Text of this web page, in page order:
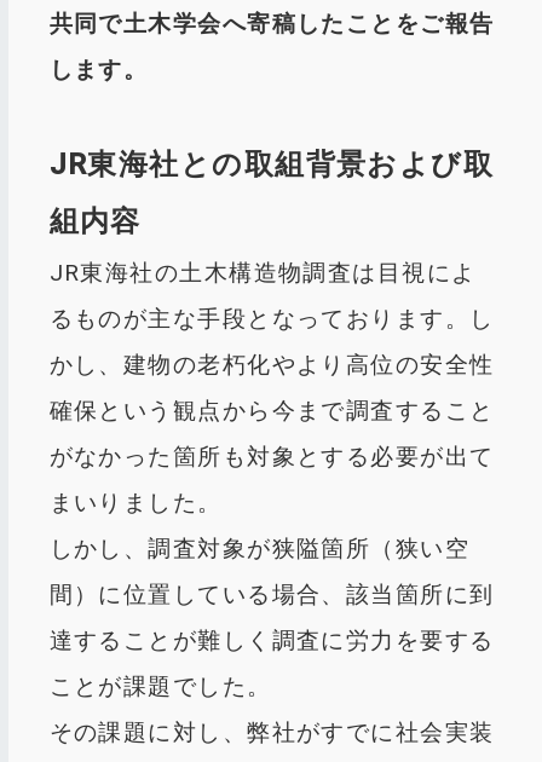
共同で土木学会へ寄稿したことをご報告
します。
JR東海社との取組背景および取
組内容
JR東海社の土木構造物調査は目視によ
るものが主な手段となっております。し
かし、建物の老朽化やより高位の安全性
確保という観点から今まで調査すること
がなかった箇所も対象とする必要が出て
まいりました。
しかし、調査対象が狭隘箇所（狭い空
間）に位置している場合、該当箇所に到
達することが難しく調査に労力を要する
ことが課題でした。
その課題に対し、弊社がすでに社会実装